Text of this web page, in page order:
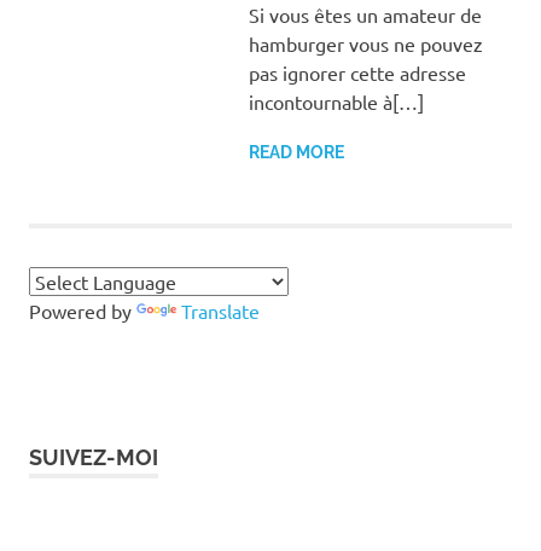
Si vous êtes un amateur de
hamburger vous ne pouvez
pas ignorer cette adresse
incontournable à[…]
READ MORE
Powered by Translate
SUIVEZ-MOI